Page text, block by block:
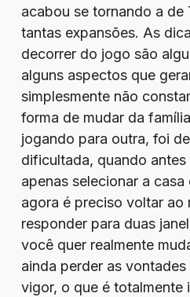
acabou se tornando a de
tantas expansões. As
decorrer do jogo são
alguns aspectos que
simplesmente não
forma de mudar da
jogando para outra, foi
dificultada, quando antes
apenas selecionar a
agora é preciso voltar ao
responder para duas
você quer realmente
ainda perder as
vigor, o que é totalmente